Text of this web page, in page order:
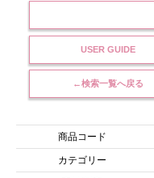
USER GUIDE
←検索一覧へ戻る
商品コード
カテゴリー